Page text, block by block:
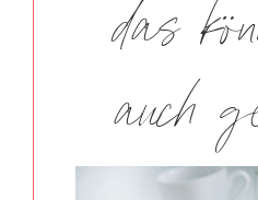
das
auch